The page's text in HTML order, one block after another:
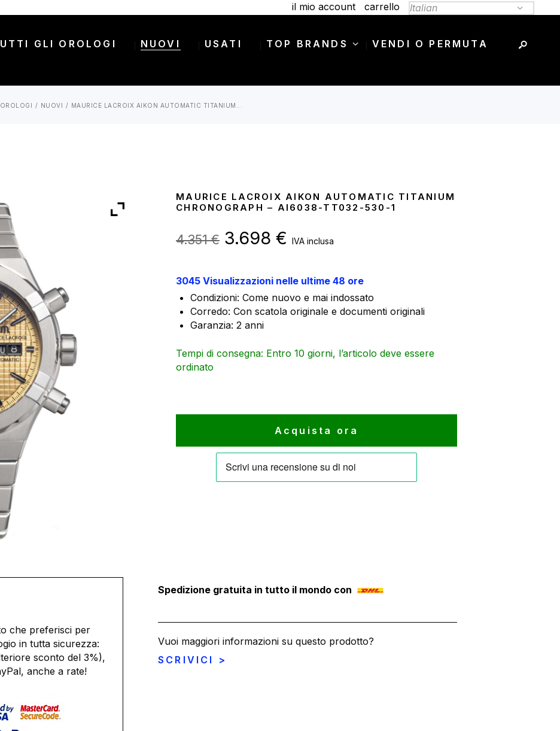
il mio account carrello
GLI OROLOGI NUOVI USATI TOP BRANDS VENDI O PERMUTA
NUOVI MAURICE LACROIX AIKON AUTOMATIC TITANIUM...
MAURICE LACROIX AIKON AUTOMATIC TITANIUM
CHRONOGRAPH – AI6038-TT032-530-1
4.351€ Il
prezzo
era:
4.351 €.
3.698 € Il
prezzo
è:
3.698 €.
IVA inclusa
3045 Visualizzazioni nelle ultime 48 ore
Condizioni: Come nuovo e mai indossato
Corredo: Con scatola originale e documenti originali
Garanzia: 2 anni
Tempi di consegna: Entro 10 giorni, l’articolo deve essere
ordinato
Acquista ora
che preferisci per
in tutta sicurezza:
sconto del 3%),
anche a rate!
Spedizione gratuita in tutto il mondo con
Vuoi maggiori informazioni su questo prodotto?
SCRIVICI >